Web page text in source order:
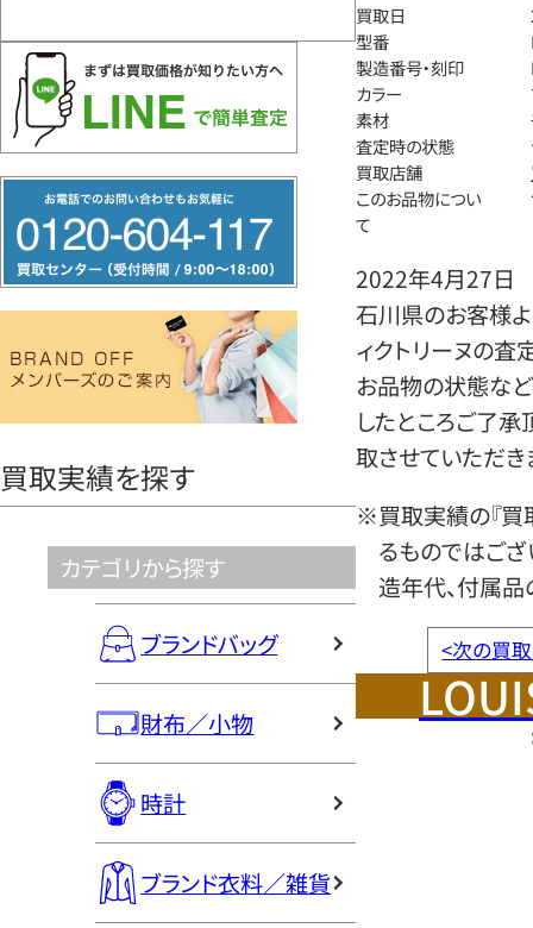
リ
ー
ヤ
買取実績を探す
カテゴリから探す
ブランドバッグ
財布／小物
時計
ブランド衣料／雑貨
買取日
型番
製造番号・刻印
カラー
素材
査定時の状態
買取店舗
このお品物につい
て
2022年4月27日
石川県のお客様よ
ィクトリーヌの査
お品物の状態など
したところご了
取させていただき
※買取実績の『買
るものではござ
造年代、付属品
<次の買